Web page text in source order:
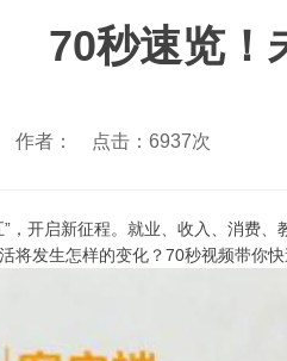
70秒速览！
作者： 点击：6937次
，开启新征程。就业、收入、消费
将发生怎样的变化？70秒视频带你